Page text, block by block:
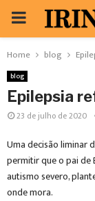
PRIMARY
MENU
Home blog
blog
Epilepsia
23 de julho de 2020
Uma decisão liminar
permitir que o pai de
autismo severo,
onde mora.